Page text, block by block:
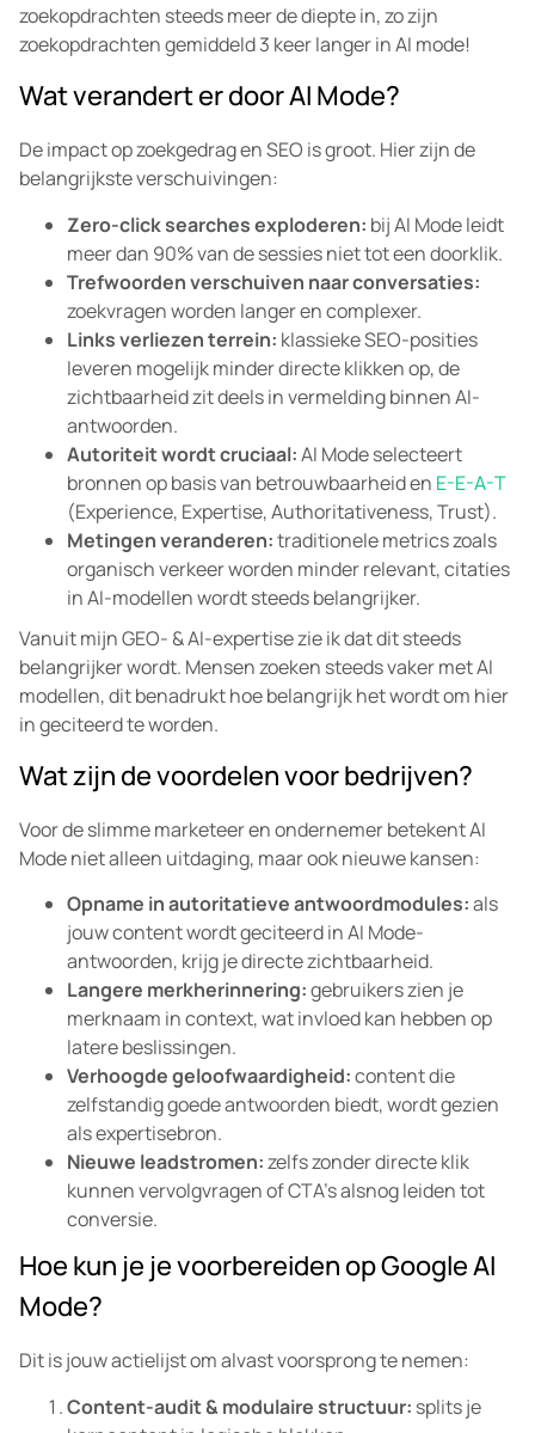
zoekopdrachten steeds meer de diepte in, zo zijn
zoekopdrachten gemiddeld 3 keer langer in AI mode!
Wat verandert er door AI Mode?
De impact op zoekgedrag en SEO is groot. Hier zijn de
belangrijkste verschuivingen:
Zero-click searches exploderen: bij AI Mode leidt
meer dan 90% van de sessies niet tot een doorklik.
Trefwoorden verschuiven naar conversaties:
zoekvragen worden langer en complexer.
Links verliezen terrein: klassieke SEO-posities
leveren mogelijk minder directe klikken op, de
zichtbaarheid zit deels in vermelding binnen AI-
antwoorden.
Autoriteit wordt cruciaal:AI Mode selecteert
bronnen op basis van betrouwbaarheid en E-E-A-T
(Experience, Expertise, Authoritativeness, Trust).
Metingen veranderen:traditionele metrics zoals
organisch verkeer worden minder relevant, citaties
in AI-modellen wordt steeds belangrijker.
Vanuit mijn GEO- & AI-expertise zie ik dat dit steeds
belangrijker wordt. Mensen zoeken steeds vaker met AI
modellen, dit benadrukt hoe belangrijk het wordt om hier
in geciteerd te worden.
Wat zijn de voordelen voor bedrijven?
Voor de slimme marketeer en ondernemer betekent AI
Mode niet alleen uitdaging, maar ook nieuwe kansen:
Opname in autoritatieve antwoordmodules:als
jouw content wordt geciteerd in AI Mode-
antwoorden, krijg je directe zichtbaarheid.
Langere merkherinnering:gebruikers zien je
merknaam in context, wat invloed kan hebben op
latere beslissingen.
Verhoogde geloofwaardigheid:content die
zelfstandig goede antwoorden biedt, wordt gezien
als expertisebron.
Nieuwe leadstromen:zelfs zonder directe klik
kunnen vervolgvragen of CTA’s alsnog leiden tot
conversie.
Hoe kun je je voorbereiden op Google AI
Mode?
Dit is jouw actielijst om alvast voorsprong te nemen:
Content-audit & modulaire structuur: splits je